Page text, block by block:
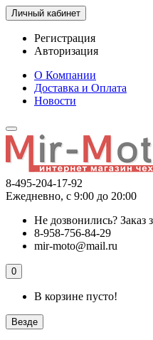
Личный кабинет
Регистрация
Авторизация
О Компании
Доставка и Оплата
Новости
8-495-204-17-92
Ежедневно, с 9:00 до 20:00
Не дозвонились? Заказ
8-958-756-84-29
mir-moto@mail.ru
0
В корзине пусто!
Везде